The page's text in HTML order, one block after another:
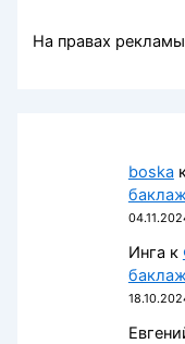
На правах рекламы
boska
Инга к